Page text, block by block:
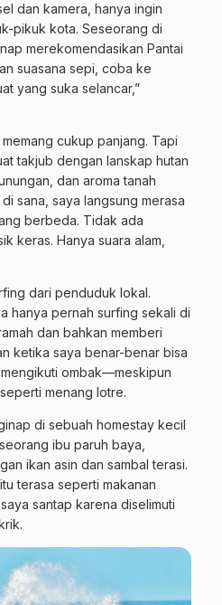
dan kamera, hanya ingin
pikuk kota. Seseorang di
merekomendasikan Pantai
suasana sepi, coba ke
yang suka selancar,”
cukup panjang. Tapi
takjub dengan lanskap hutan
dan aroma tanah
sana, saya langsung merasa
berbeda. Tidak ada
keras. Hanya suara alam,
dari penduduk lokal.
hanya pernah surfing sekali di
dan bahkan memberi
ketika saya benar-benar bisa
ombak—meskipun
menang lotre.
di sebuah homestay kecil
ibu paruh baya,
ikan asin dan sambal terasi.
terasa seperti makanan
santap karena diselimuti